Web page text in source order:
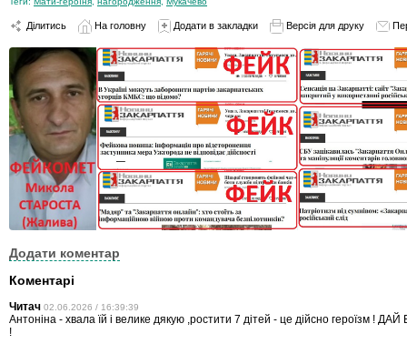
Ділитись На головну Додати в закладки Версія для друку
Додати коментар
Коментарі
Читач 02.06.2026 / 16:39:39
Антоніна - хвала їй і велике дякую ,ростити 7 дітей - це дійсно героїзм !
!